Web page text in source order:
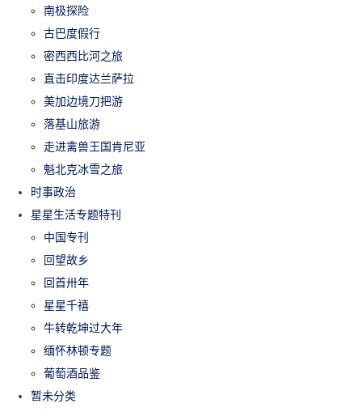
南极探险
古巴度假行
密西西比河之旅
直击印度达兰萨拉
美加边境刀把游
落基山旅游
走进禽兽王国肯尼亚
魁北克冰雪之旅
时事政治
星星生活专题特刊
中国专刊
回望故乡
回首卅年
星星千禧
牛转乾坤过大年
缅怀林顿专题
葡萄酒品鉴
暂未分类